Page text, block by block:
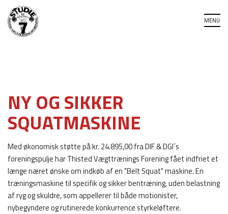
NY OG SIKKER
SQUATMASKINE
Med økonomisk støtte på kr. 24.895,00 fra DIF & DGI´s
foreningspulje har Thisted Vægttrænings Forening fået indfriet et
længe næret ønske om indkøb af en "Belt Squat" maskine. En
træningsmaskine til specifik og sikker bentræning, uden belastning
af ryg og skuldre, som appellerer til både motionister,
nybegyndere og rutinerede konkurrence styrkeløftere.